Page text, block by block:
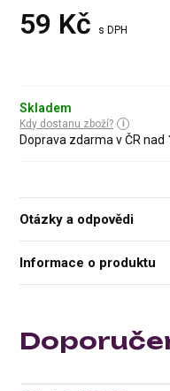
59 Kč s DPH
Skladem
Kdy dostanu zboží?
Doprava zdarma v ČR nad
Otázky a odpovědi
Informace o produktu